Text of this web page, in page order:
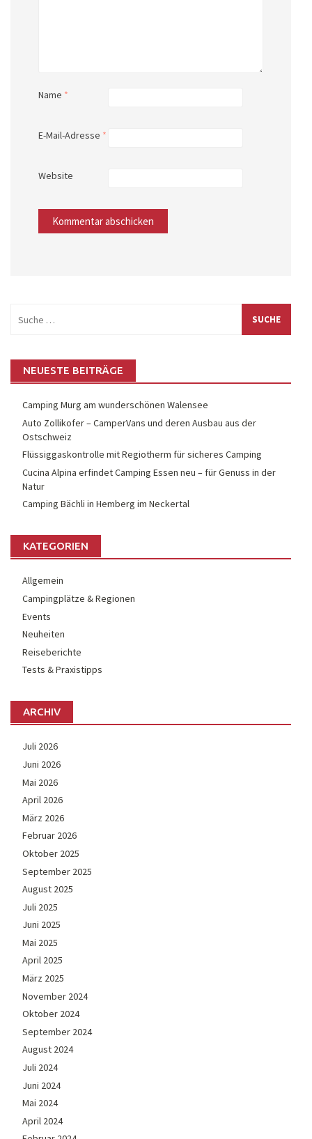
Name *
E-Mail-Adresse *
Website
nach:
NEUESTE BEITRÄGE
Camping Murg am wunderschönen Walensee
Auto Zollikofer – CamperVans und deren Ausbau aus der
Ostschweiz
Flüssiggaskontrolle mit Regiotherm für sicheres Camping
Cucina Alpina erfindet Camping Essen neu – für Genuss in der
Natur
Camping Bächli in Hemberg im Neckertal
KATEGORIEN
Allgemein
Campingplätze & Regionen
Events
Neuheiten
Reiseberichte
Tests & Praxistipps
ARCHIV
Juli 2026
Juni 2026
Mai 2026
April 2026
März 2026
Februar 2026
Oktober 2025
September 2025
August 2025
Juli 2025
Juni 2025
Mai 2025
April 2025
März 2025
November 2024
Oktober 2024
September 2024
August 2024
Juli 2024
Juni 2024
Mai 2024
April 2024